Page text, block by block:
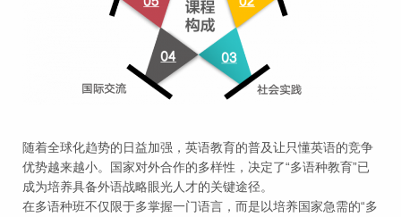
随着全球化趋势的日益加强，英语教育的普及让只懂英语的竞争
优势越来越小。国家对外合作的多样性，决定了“多语种教育”已
成为培养具备外语战略眼光人才的关键途径。
在多语种班不仅限于多掌握一门语言，而是以培养国家急需的“多